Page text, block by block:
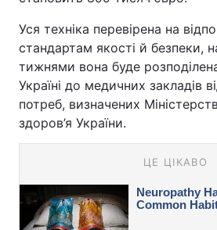
Уся техніка перевірена на
стандартам якості й безпеки,
тижнями вона буде
Україні до медичних закладів
потреб, визначених
здоров’я України.